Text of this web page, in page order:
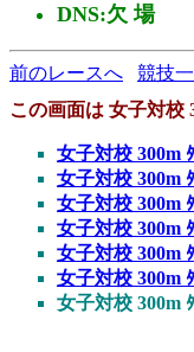
DNS:欠 場
前のレースへ 競技
この画面は 女子対校
女子対校 300m
女子対校 300m
女子対校 300m
女子対校 300m
女子対校 300m
女子対校 300m
女子対校 300m